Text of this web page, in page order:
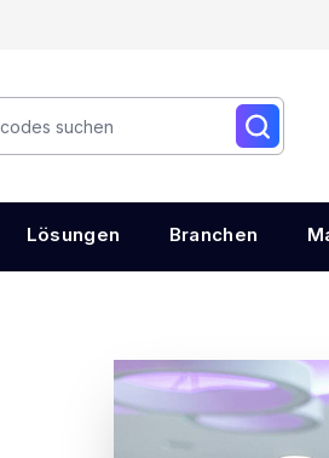
Lösungen Branchen